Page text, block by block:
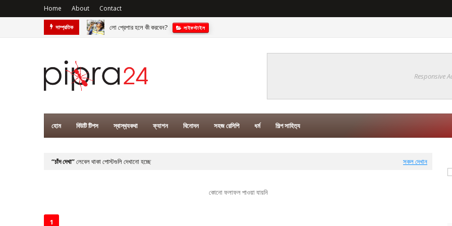
Home About Contact
সাম্প্রতিক লো প্রেশার হলে কী করবেন? লাইফস্টাইল
Responsive
হোম বিউটি টিপস স্বাস্থ‍্যকথা ফ্যাশন বিনোদন সহজ রেসিপি ধর্ম শিল্প সাহিত‍্য
চাঁদ দেখা লেবেল থাকা পোস্টগুলি দেখানো হচ্ছে সকল দেখান
কোনো ফলাফল পাওয়া যায়নি
1